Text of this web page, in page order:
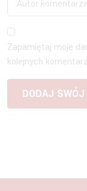
Zapamiętaj moje
kolejnych